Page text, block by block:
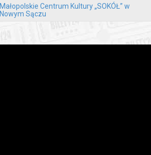
Małopolskie Centrum Kultury „SOKÓŁ” w
Nowym Sączu